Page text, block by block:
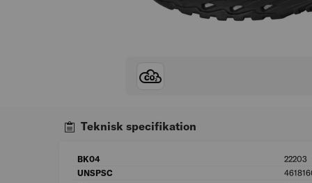
Teknisk specifikation
BK04 22203
UNSPSC